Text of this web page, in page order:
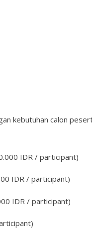
kebutuhan calon
IDR / participant)
IDR / participant)
IDR / participant)